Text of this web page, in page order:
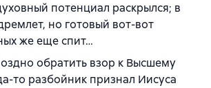
потенциал раскрылся; в
но готовый вот-вот
же еще спит…
обратить взор к Высшему
то разбойник признал Иисуса